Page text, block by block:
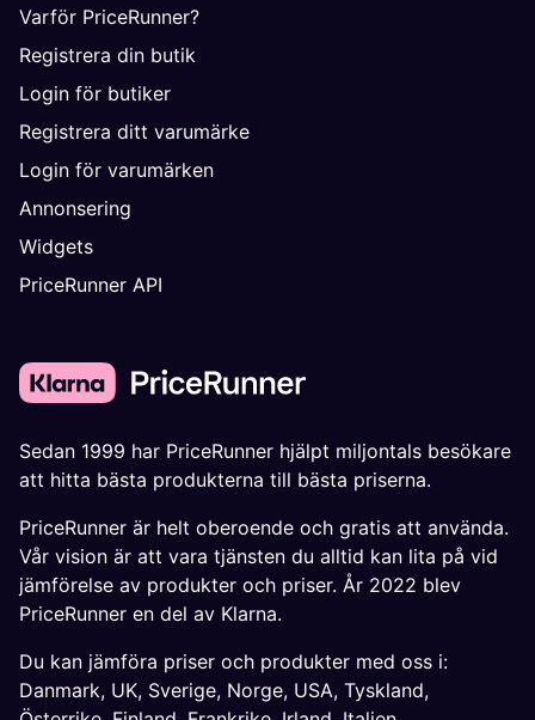
Varför PriceRunner?
Registrera din butik
Login för butiker
Registrera ditt varumärke
Login för varumärken
Annonsering
Widgets
PriceRunner API
Sedan 1999 har PriceRunner hjälpt miljontals besökare
att hitta bästa produkterna till bästa priserna.
PriceRunner är helt oberoende och gratis att använda.
Vår vision är att vara tjänsten du alltid kan lita på vid
jämförelse av produkter och priser. År 2022 blev
PriceRunner en del av Klarna.
Du kan jämföra priser och produkter med oss i:
Danmark, UK, Sverige, Norge, USA, Tyskland,